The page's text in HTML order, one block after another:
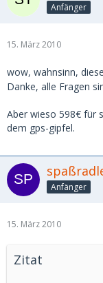
Anfänger
15. März 2010
wow, wahnsinn,
Danke, alle Fragen
Aber wieso 598€ für
dem gps-gipfel.
Anfänger
15. März 2010
Zitat